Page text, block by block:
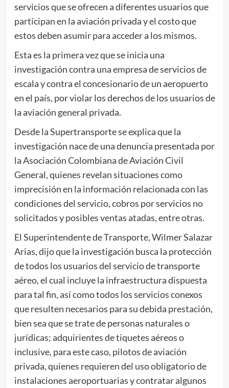
servicios que se ofrecen a diferentes usuarios que
participan en la aviación privada y el costo que
estos deben asumir para acceder a los mismos.
Esta es la primera vez que se inicia una
investigación contra una empresa de servicios de
escala y contra el concesionario de un aeropuerto
en el país, por violar los derechos de los usuarios de
la aviación general privada.
Desde la Supertransporte se explica que la
investigación nace de una denuncia presentada por
la Asociación Colombiana de Aviación Civil
General, quienes revelan situaciones como
imprecisión en la información relacionada con las
condiciones del servicio, cobros por servicios no
solicitados y posibles ventas atadas, entre otras.
El Superintendente de Transporte, Wilmer Salazar
Arias, dijo que la investigación busca la protección
de todos los usuarios del servicio de transporte
aéreo, el cual incluye la infraestructura dispuesta
para tal fin, así como todos los servicios conexos
que resulten necesarios para su debida prestación,
bien sea que se trate de personas naturales o
jurídicas; adquirientes de tiquetes aéreos o
inclusive, para este caso, pilotos de aviación
privada, quienes requieren del uso obligatorio de
instalaciones aeroportuarias y contratar algunos